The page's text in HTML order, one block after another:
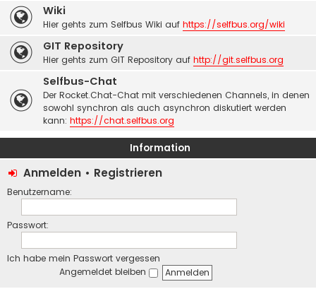
Wiki
Hier gehts zum Selfbus Wiki auf https://selfbus.org/wiki
GIT Repository
Hier gehts zum GIT Repository auf http://git.selfbus.org
Selfbus-Chat
Der Rocket.Chat-Chat mit verschiedenen Channels, in denen
sowohl synchron als auch asynchron diskutiert werden
kann: https://chat.selfbus.org
Information
Anmelden • Registrieren
Benutzername:
Passwort:
Ich habe mein Passwort vergessen
Angemeldet bleiben